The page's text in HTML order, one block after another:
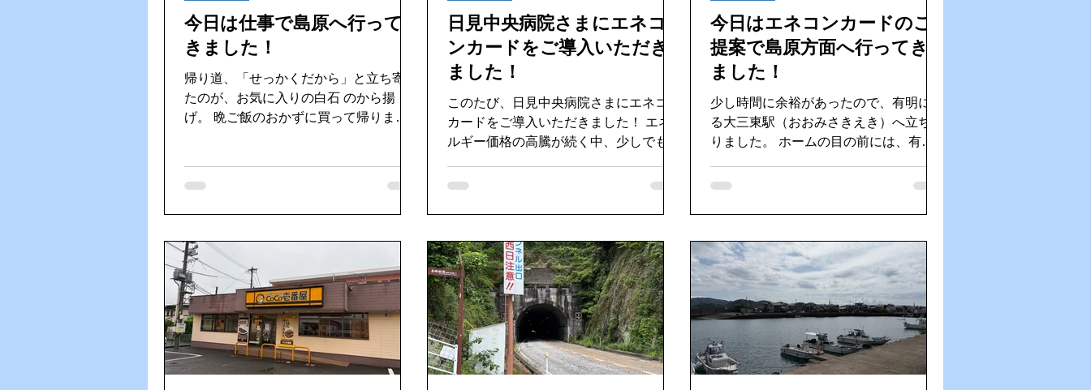
今日は仕事で島原へ行って
きました！
帰り道、「せっかくだから」と立ち寄っ
たのが、お気に入りの白石 のから揚
げ。 晩ご飯のおかずに買って帰りまし
なで美味しくいただき、今日も大満足の
た立ち寄りたくなるお店です。ごちそう
さまでした！
日見中央病院さまにエネコ
ンカードをご導入いただき
ました！
このたび、日見中央病院さまにエネコン
カードをご導入いただきました！ エネ
ルギー価格の高騰が続く中、少しでも電
かりとサポートさせていただきます。
してサポートし、より良い省エネ・コス
ト削減につながるよう取り組んでまいり
ます。 日見中央病院の皆さま、このた
びはありがとうございました。今後とも
末永くよろしくお願いいたします！
今日はエネコンカードのご
提案で島原方面へ行ってき
ました！
少し時間に余裕があったので、有明にあ
る大三東駅（おおみさきえき）へ立ち寄
りました。 ホームの目の前には、有明
な海が織りなす景色に、しばし仕事の合
地を訪れると、その土地ならではの素敵
な景色や出会いがあるのも楽しみの一つ
ですね。 しっかりリフレッシュしたあ
とは、気持ちを切り替えてエネコンカー
ドのご提案へ！ これからもお客さまと
のご縁を大切にしながら、地域の皆さま
のお役に立てるよう頑張ってまいりま
す。